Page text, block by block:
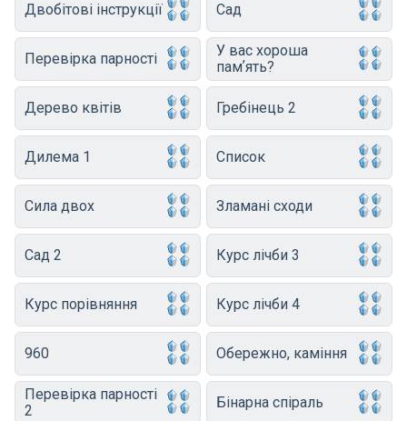
Двобітові інструкції Сад
Перевірка парності
У вас хороша
памʼять?
Дерево квітів Гребінець 2
Дилема 1 Список
Сила двох Зламані сходи
Сад 2 Курс лічби 3
Курс порівняння Курс лічби 4
960 Обережно, каміння
Перевірка парності
2
Бінарна спіраль